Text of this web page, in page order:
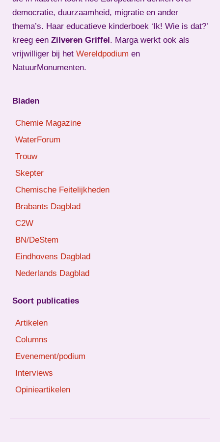
democratie, duurzaamheid, migratie en ander
thema’s. Haar educatieve kinderboek ‘Ik! Wie is dat?’
kreeg een Zilveren Griffel . Marga werkt ook als
vrijwilliger bij het Wereldpodium en
NatuurMonumenten.
Bladen
Chemie Magazine
WaterForum
Trouw
Skepter
Chemische Feitelijkheden
Brabants Dagblad
C2W
BN/DeStem
Eindhovens Dagblad
Nederlands Dagblad
Soort publicaties
Artikelen
Columns
Evenement/podium
Interviews
Opinieartikelen